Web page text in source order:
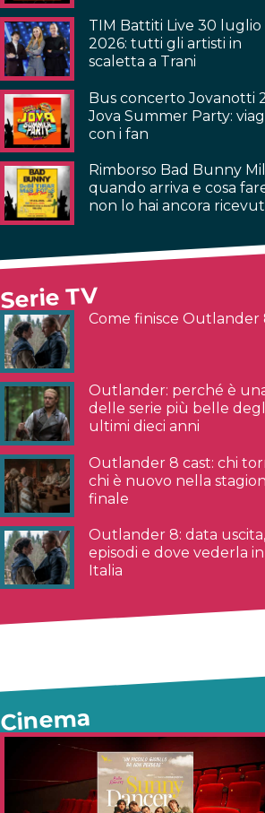
TIM Battiti Live 30 luglio
2026: tutti gli artisti in
scaletta a Trani
Bus concerto Jovanotti
Jova Summer Party:
con i fan
Rimborso Bad Bunny
quando arriva e cosa
non lo hai ancora
Serie TV
Come finisce Outlander
Outlander: perché è
delle serie più belle
ultimi dieci anni
Outlander 8 cast: chi
chi è nuovo nella
finale
Outlander 8: data uscita,
episodi e dove vederla in
Italia
Cinema